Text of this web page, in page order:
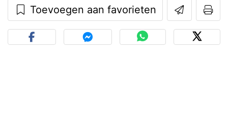
Toevoegen aan favorieten